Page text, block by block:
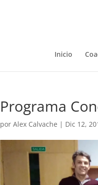
Inicio
Programa
porAlex Calvache | Dic 12,